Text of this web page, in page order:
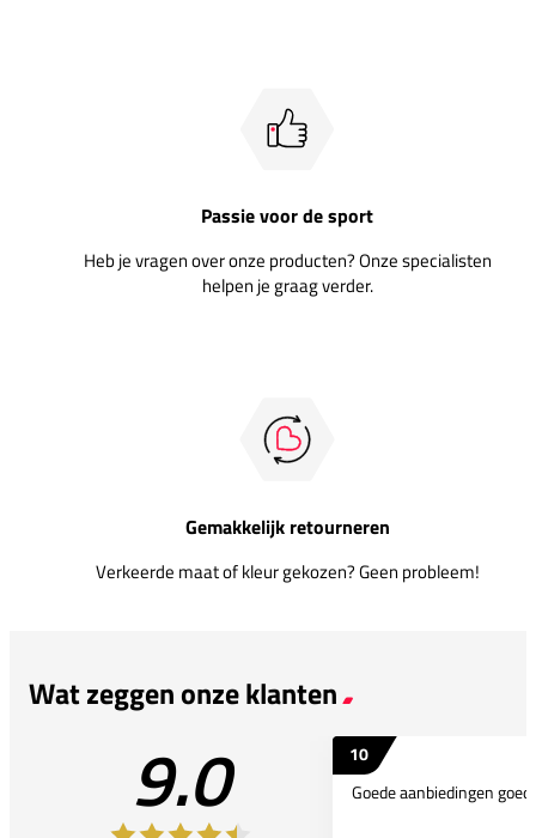
Passie voor de sport
Heb je vragen over onze producten? Onze specialisten
helpen je graag verder.
Gemakkelijk retourneren
Verkeerde maat of kleur gekozen? Geen probleem!
Wat zeggen onze klanten
9.0
10
Goede aanbiedingen